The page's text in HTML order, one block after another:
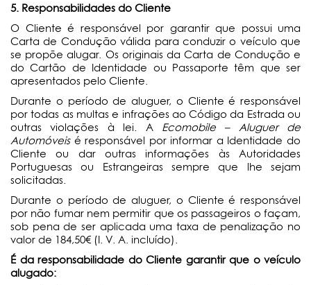
5. Responsabilidades do Cliente
O Cliente é responsável por garantir que possui uma
Carta de Condução válida para conduzir o veículo que
se propõe alugar. Os originais da Carta de Condução e
do Cartão de Identidade ou Passaporte têm que ser
apresentados pelo Cliente.
Durante o período de aluguer, o Cliente é responsável
por todas as multas e infrações ao Código da Estrada ou
outras violações à lei. A Ecomobile – Aluguer de
Automóveisé responsável por informar a Identidade do
Cliente ou dar outras informações às Autoridades
Portuguesas ou Estrangeiras sempre que lhe sejam
solicitadas.
Durante o período de aluguer, o Cliente é responsável
por não fumar nem permitir que os passageiros o façam,
sob pena de ser aplicada uma taxa de penalização no
valor de 184,50€ (I. V. A. incluído).
É da responsabilidade do Cliente garantir que o veículo
alugado: